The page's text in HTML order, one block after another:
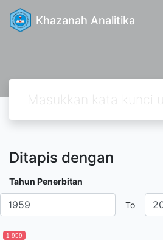
Khazanah Analitika
Ditapis dengan
Tahun Penerbitan
To
1 959